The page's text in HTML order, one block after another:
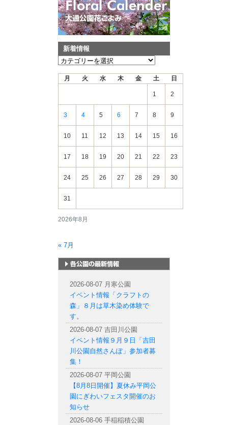
新着情報
新
2026年8月
月 火 水 木 金 土 日
1 2
3 4 5 6 7 8 9
10 11 12 13 14 15 16
17 18 19 20 21 22 23
24 25 26 27 28 29 30
31
« 7月
2026-08-07 月寒公園
イベント情報「クラフトの
森」８月は草木染め体験で
す。
2026-08-07 吉田川公園
イベント情報９月９日「吉田
川公園自然さんぽ」参加者募
集！
2026-08-07 平岡公園
【8月8日開催】夏休み平岡公
園にぎわいフェスタ開催のお
知らせ
2026-08-06 手稲稲積公園